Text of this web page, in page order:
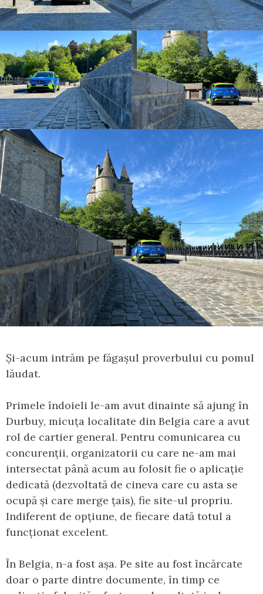
Și-acum intrăm pe făgașul proverbului cu pomul
lăudat.
Primele îndoieli le-am avut dinainte să ajung în
Durbuy, micuța localitate din Belgia care a avut
rol de cartier general. Pentru comunicarea cu
concurenții, organizatorii cu care ne-am mai
intersectat până acum au folosit fie o aplicație
dedicată (dezvoltată de cineva care cu asta se
ocupă și care merge țais), fie site-ul propriu.
Indiferent de opțiune, de fiecare dată totul a
funcționat excelent.
În Belgia, n-a fost așa. Pe site au fost încărcate
doar o parte dintre documente, în timp ce